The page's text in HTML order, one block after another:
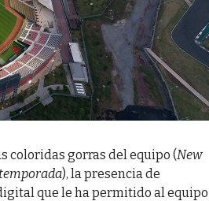
coloridas gorras del equipo (New
), la presencia de
que le ha permitido al equipo